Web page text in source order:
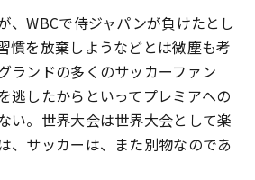
、WBCで侍ジャパンが負けたとし
慣を放棄しようなどとは微塵も考
ランドの多くのサッカーファン
逃したからといってプレミアへの
い。世界大会は世界大会として楽
、サッカーは、また別物なのであ